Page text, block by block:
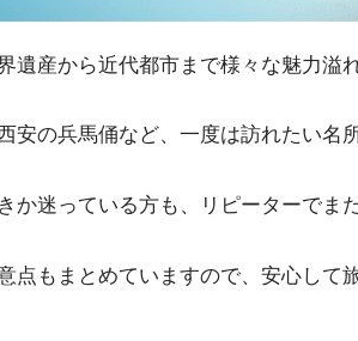
遺産から近代都市まで様々な魅力溢
安の兵馬俑など、一度は訪れたい名
か迷っている方も、リピーターでま
点もまとめていますので、安心して